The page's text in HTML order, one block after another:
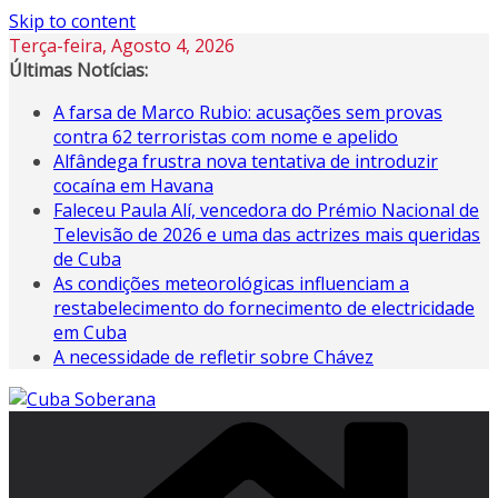
Skip to content
Terça-feira, Agosto 4, 2026
Últimas Notícias:
A farsa de Marco Rubio: acusações sem provas
contra 62 terroristas com nome e apelido
Alfândega frustra nova tentativa de introduzir
cocaína em Havana
Faleceu Paula Alí, vencedora do Prémio Nacional de
Televisão de 2026 e uma das actrizes mais queridas
de Cuba
As condições meteorológicas influenciam a
restabelecimento do fornecimento de electricidade
em Cuba
A necessidade de refletir sobre Chávez